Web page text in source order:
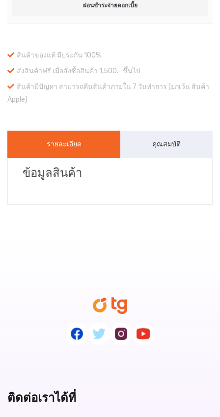
ผ่อนชำระจ่ายดอกเบี้ย
สินค้าของแท้ มีประกัน 100%
ส่งสินค้าฟรี เมื่อสั่งซื้อสินค้า 1,500.- ขึ้นไป
สินค้ามีปัญหา สามารถคืนสินค้าภายใน 7 วันทำการ (ยกเว้น สินค้า
Apple)
รายละเอียด คุณสมบัติ
ข้อมูลสินค้า
ติดต่อเราได้ที่